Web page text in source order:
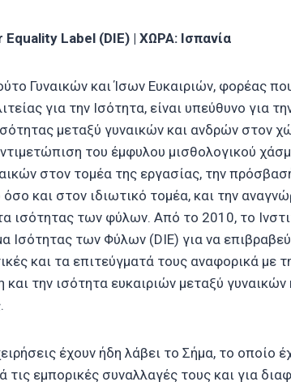
Label (DIE) | ΧΩΡΑ: Ισπανία
Γυναικών και Ίσων Ευκαιριών, φορέας
για την Ισότητα, είναι υπεύθυνο για
μεταξύ γυναικών και ανδρών στον
του έμφυλου μισθολογικού
στον τομέα της εργασίας, την
και στον ιδιωτικό τομέα, και την
ισότητας των φύλων. Από το 2010, το
Ισότητας των Φύλων (DIE) για να
και τα επιτεύγματά τους αναφορικά με
και την ισότητα ευκαιριών μεταξύ
έχουν ήδη λάβει το Σήμα, το οποίο
τις εμπορικές συναλλαγές τους και για